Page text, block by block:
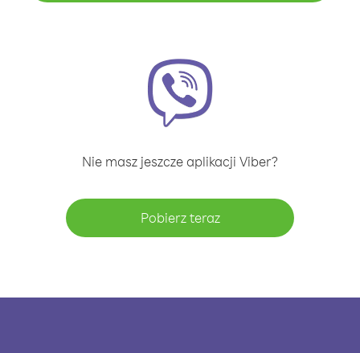
Nie masz jeszcze aplikacji Viber?
Pobierz teraz